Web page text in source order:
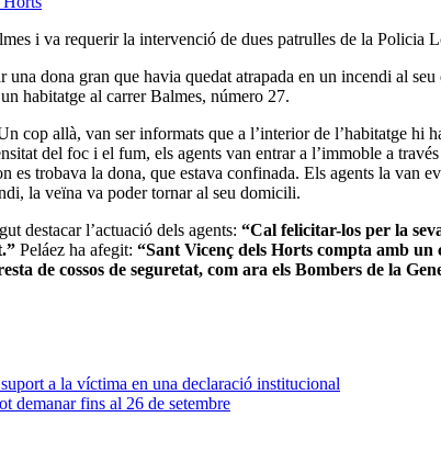
i va requerir la intervenció de dues patrulles de la Policia
dona gran que havia quedat atrapada en un incendi al
habitatge al carrer Balmes, número 27.
cop allà, van ser informats que a l’interior de l’habitatge
del foc i el fum, els agents van entrar a l’immoble a
trobava la dona, que estava confinada. Els agents la van
la veïna va poder tornar al seu domicili.
destacar l’actuació dels agents: “Cal felicitar-los per la
Peláez ha afegit: “Sant Vicenç dels Horts compta amb
de cossos de seguretat, com ara els Bombers de la
a la víctima en una declaració institucional
demanar fins al 26 de setembre